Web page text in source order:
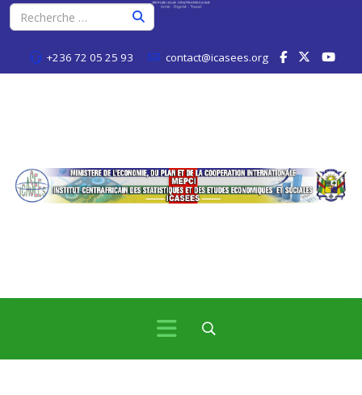
+236 72 05 25 93 contact@icasees.org